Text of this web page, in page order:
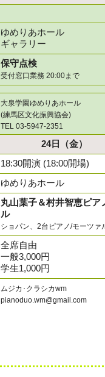
ゆめりあホール
ギャラリー
保守点検
受付窓口業務 20:00まで
大泉学園ゆめりあホール
(練馬区文化振興協会)
TEL 03-5947-2351
24日
（金）
18:30開演 (18:00開場)
ゆめりあホール
丸山葉子＆村井智恵ピア
ル
ショパン、2台ピアノ/モーツァ
全席自由
一般3,000円
学生1,000円
ムジカ･クラシカwm
pianoduo.wm@gmail.com